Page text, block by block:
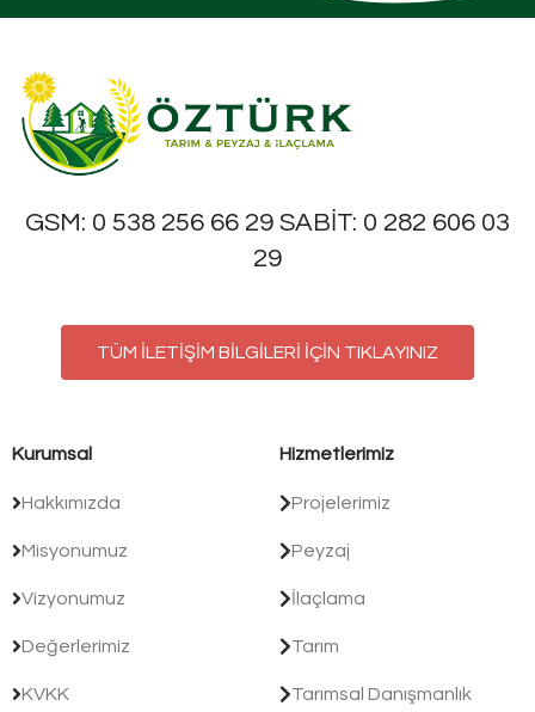
GSM: 0 538 256 66 29 SABİT: 0 282 606 03
29
TÜM İLETİŞİM BİLGİLERİ İÇİN TIKLAYINIZ
Kurumsal
Hakkımızda
Misyonumuz
Vizyonumuz
Değerlerimiz
KVKK
Hizmetlerimiz
Projelerimiz
Peyzaj
İlaçlama
Tarım
Tarımsal Danışmanlık